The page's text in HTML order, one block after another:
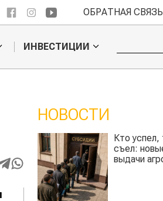
ОБРАТНАЯ СВЯЗЬ
ИНВЕСТИЦИИ
НОВОСТИ
Кто успел, тот и
съел: новые правила
выдачи агросубсидий